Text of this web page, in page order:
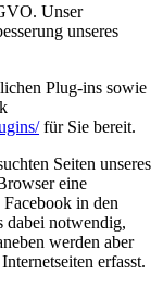
Unser
unseres
Plug-ins sowie
für Sie bereit.
Seiten unseres
eine
in den
dabei notwendig,
werden aber
erfasst.